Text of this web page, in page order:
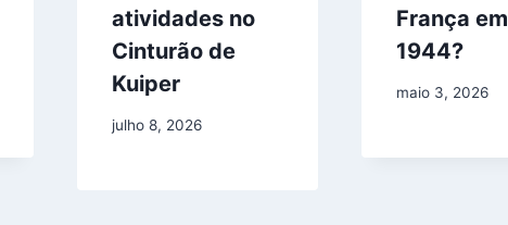
atividades no
Cinturão de
Kuiper
julho 8, 2026
França em
1944?
maio 3, 2026